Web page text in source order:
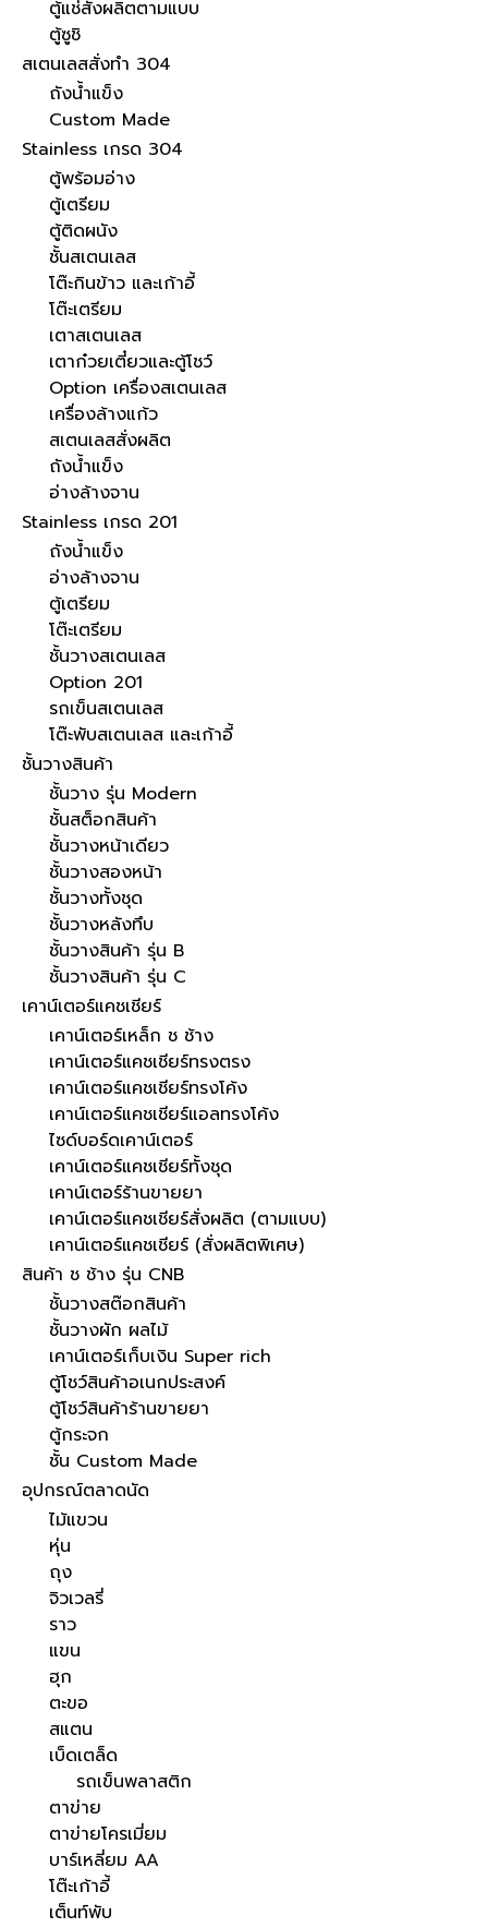
ตู้แช่สั่งผลิตตามแบบ
ตู้ซูชิ
สเตนเลสสั่งทำ 304
ถังน้ำแข็ง
Custom Made
Stainless เกรด 304
ตู้พร้อมอ่าง
ตู้เตรียม
ตู้ติดผนัง
ชั้นสเตนเลส
โต๊ะกินข้าว และเก้าอี้
โต๊ะเตรียม
เตาสเตนเลส
เตาก๋วยเตี๋ยวและตู้โชว์
Option เครื่องสเตนเลส
เครื่องล้างแก้ว
สเตนเลสสั่งผลิต
ถังน้ำแข็ง
อ่างล้างจาน
Stainless เกรด 201
ถังน้ำแข็ง
อ่างล้างจาน
ตู้เตรียม
โต๊ะเตรียม
ชั้นวางสเตนเลส
Option 201
รถเข็นสเตนเลส
โต๊ะพับสเตนเลส และเก้าอี้
ชั้นวางสินค้า
ชั้นวาง รุ่น Modern
ชั้นสต็อกสินค้า
ชั้นวางหน้าเดียว
ชั้นวางสองหน้า
ชั้นวางทั้งชุด
ชั้นวางหลังทึบ
ชั้นวางสินค้า รุ่น B
ชั้นวางสินค้า รุ่น C
เคาน์เตอร์แคชเชียร์
เคาน์เตอร์เหล็ก ช ช้าง
เคาน์เตอร์แคชเชียร์ทรงตรง
เคาน์เตอร์แคชเชียร์ทรงโค้ง
เคาน์เตอร์แคชเชียร์แอลทรงโค้ง
ไซด์บอร์ดเคาน์เตอร์
เคาน์เตอร์แคชเชียร์ทั้งชุด
เคาน์เตอร์ร้านขายยา
เคาน์เตอร์แคชเชียร์สั่งผลิต (ตามแบบ)
เคาน์เตอร์แคชเชียร์ (สั่งผลิตพิเศษ)
สินค้า ช ช้าง รุ่น CNB
ชั้นวางสต๊อกสินค้า
ชั้นวางผัก ผลไม้
เคาน์เตอร์เก็บเงิน Super rich
ตู้โชว์สินค้าอเนกประสงค์
ตู้โชว์สินค้าร้านขายยา
ตู้กระจก
ชั้น Custom Made
อุปกรณ์ตลาดนัด
ไม้แขวน
หุ่น
ถุง
จิวเวลรี่
ราว
แขน
ฮุก
ตะขอ
สแตน
เบ็ดเตล็ด
รถเข็นพลาสติก
ตาข่าย
ตาข่ายโครเมี่ยม
บาร์เหลี่ยม AA
โต๊ะเก้าอี้
เต็นท์พับ